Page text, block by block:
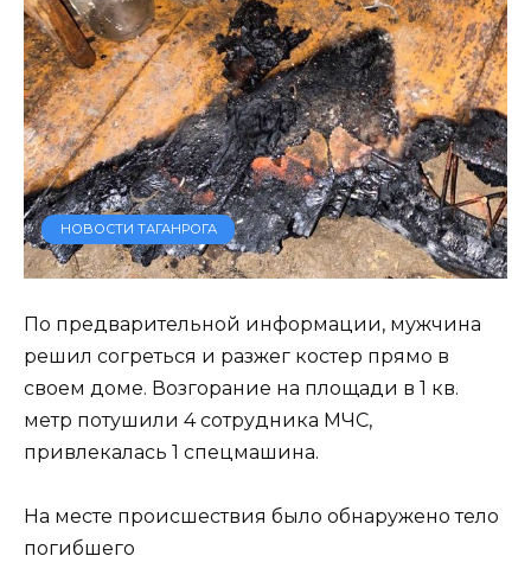
НОВОСТИ ТАГАНРОГА
По предварительной информации, мужчина
решил согреться и разжег костер прямо в
своем доме. Возгорание на площади в 1 кв.
метр потушили 4 сотрудника МЧС,
привлекалась 1 спецмашина.
На месте происшествия было обнаружено тело
погибшего